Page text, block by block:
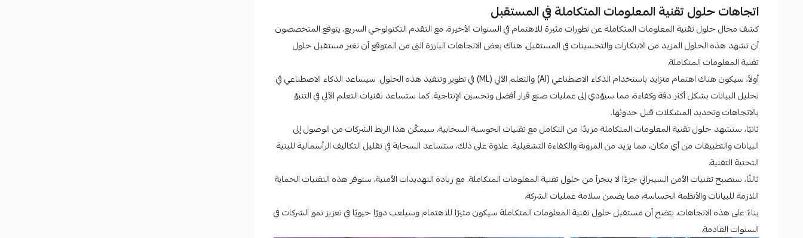
اتجاهات حلول تقنية المعلومات المتكاملة في المستقبل
كشف مجال حلول تقنية المعلومات المتكاملة عن تطورات مثيرة للاهتمام في السنوات الأخيرة. مع التقدم التكنولوجي السريع، يتوقع المتخصصون
أن تشهد هذه الحلول المزيد من الابتكارات والتحسينات في المستقبل. هناك بعض الاتجاهات البارزة التي من المتوقع أن تغير مستقبل حلول
تقنية المعلومات المتكاملة.
أولاً، سيكون هناك اهتمام متزايد باستخدام الذكاء الاصطناعي (AI) والتعلم الآلي (ML) في تطوير وتنفيذ هذه الحلول. سيساعد الذكاء الاصطناعي في
تحليل البيانات بشكل أكثر دقة وكفاءة، مما سيؤدي إلى عمليات صنع قرار أفضل وتحسين الإنتاجية. كما ستساعد تقنيات التعلم الآلي في التنبؤ
بالاتجاهات وتحديد المشكلات قبل حدوثها.
ثانيًا، ستشهد حلول تقنية المعلومات المتكاملة مزيدًا من التكامل مع تقنيات الحوسبة السحابية. سيمكّن هذا الربط الشركات من الوصول إلى
البيانات والتطبيقات من أي مكان، مما يزيد من المرونة والكفاءة التشغيلية. علاوة على ذلك، ستساعد السحابة في تقليل التكاليف الرأسمالية للبنية
التحتية التقنية.
ثالثًا، ستصبح تقنيات الأمن السيبراني جزءًا لا يتجزأ من حلول تقنية المعلومات المتكاملة. مع زيادة التهديدات الأمنية، ستوفر هذه التقنيات الحماية
اللازمة للبيانات والأنظمة الحساسة، مما يضمن سلامة عمليات الشركة.
بناءً على هذه الاتجاهات، يتضح أن مستقبل حلول تقنية المعلومات المتكاملة سيكون مثيرًا للاهتمام وسيلعب دورًا حيويًا في تعزيز نمو الشركات في
السنوات القادمة.